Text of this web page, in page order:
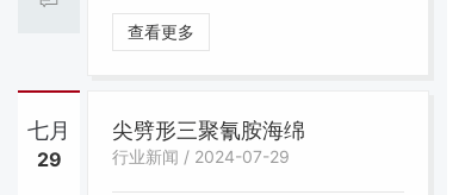
查看更多
七月
29
尖劈形三聚氰胺海绵
行业新闻 / 2024-07-29